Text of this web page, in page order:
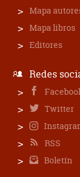
Mapa
Mapa libros
Editores
Redes
Twitter
RSS
Boletín